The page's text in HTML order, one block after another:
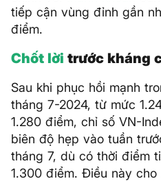
tiếp cận vùng đỉnh gần
điểm.
Chốt lời trước kháng
Sau khi phục hồi mạnh
tháng 7-2024, từ mức
1.280 điểm, chỉ số VN-
biên độ hẹp vào tuần
tháng 7, dù có thời điểm
1.300 điểm. Điều này